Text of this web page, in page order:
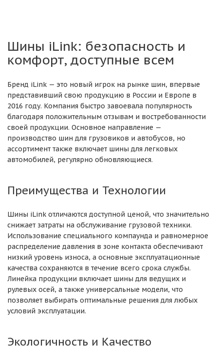
Шины iLink: безопасность и
комфорт, доступные всем
Бренд iLink — это новый игрок на рынке шин, впервые
представивший свою продукцию в России и Европе в
2016 году. Компания быстро завоевала популярность
благодаря положительным отзывам и востребованности
своей продукции. Основное направление —
производство шин для грузовиков и автобусов, но
ассортимент также включает шины для легковых
автомобилей, регулярно обновляющиеся.
Преимущества и Технологии
Шины iLink отличаются доступной ценой, что значительно
снижает затраты на обслуживание грузовой техники.
Использование специального компаунда и равномерное
распределение давления в зоне контакта обеспечивают
низкий уровень износа, а основные эксплуатационные
качества сохраняются в течение всего срока службы.
Линейка продукции включает шины для ведущих и
рулевых осей, а также универсальные модели, что
позволяет выбирать оптимальные решения для любых
условий эксплуатации.
Экологичность и Качество